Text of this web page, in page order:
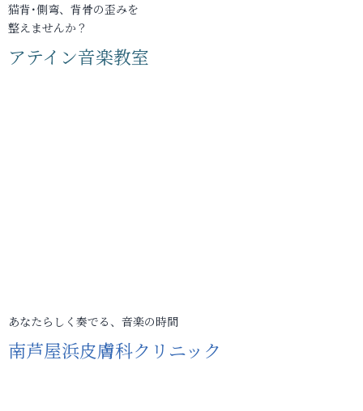
猫背･側弯、背骨の歪みを
整えませんか？
アテイン音楽教室
あなたらしく奏でる、音楽の時間
南芦屋浜皮膚科クリニック